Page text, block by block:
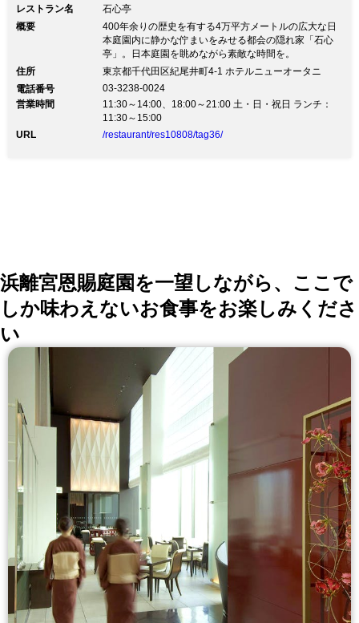
レストラン名
石心亭
概要
400年余りの歴史を有する4万平方メートルの広大な日
本庭園内に静かな佇まいをみせる都会の隠れ家「石心
亭」。日本庭園を眺めながら素敵な時間を。
住所
東京都千代田区紀尾井町4-1 ホテルニューオータニ
電話番号
03-3238-0024
営業時間
11:30～14:00、18:00～21:00 土・日・祝日 ランチ：
11:30～15:00
URL
/restaurant/res10808/tag36/
浜離宮恩賜庭園を一望しながら、ここで
しか味わえないお食事をお楽しみくださ
い